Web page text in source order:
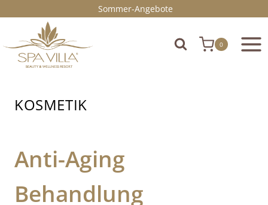
springen
Sommer-Angebote
0
KOSMETIK
Anti-Aging
Behandlung